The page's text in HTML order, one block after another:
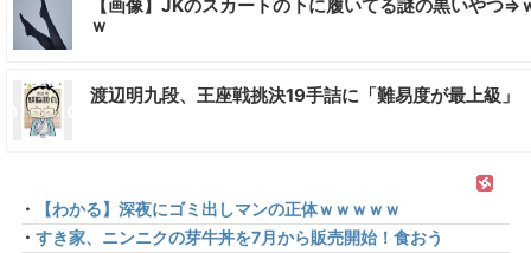
【画像】JKのスカートの下に履いてる謎の黒いやつ⇒
ｗ
渡辺明九段、王座戦挑決19手詰に「難易度が最上級」
・
【わかる】深夜にゴミ出しマンの正体ｗｗｗｗｗ
・ すき家、ニンニクの芽牛丼を7月から販売開始！食おう